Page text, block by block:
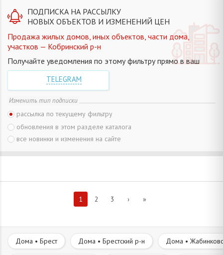
ПОДПИСКА НА РАССЫЛКУ
НОВЫХ ОБЪЕКТОВ И ИЗМЕНЕНИЙ ЦЕН
Продажа жилых домов, иных объектов, части дома,
участков — Кобринский р-н
Получайте уведомления по этому фильтру прямо в ваш
TELEGRAM
Изменить тип подписки
рассылка по текущему фильтру
обновления в этом разделе каталога
все новинки и изменения на сайте
1 2 3 › »
Дома • Брест Дома • Брестский р-н Дома •